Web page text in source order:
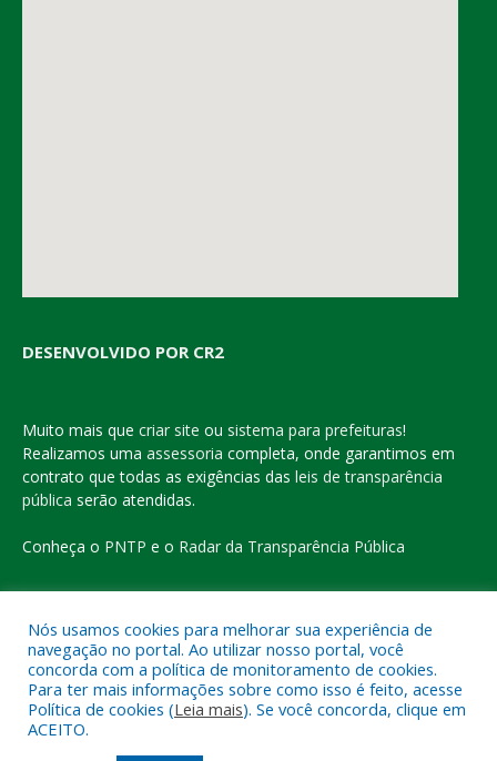
DESENVOLVIDO POR CR2
Muito mais que criar site ou sistema para prefeituras!
Realizamos uma assessoria completa, onde garantimos em
contrato que todas as exigências das leis de transparência
pública serão atendidas.
Conheça o PNTP e o Radar da Transparência Pública
Todos os direitos reservados a Prefeitura Municipal de Eldorado
do Carajás
Mapa do Site
Acessar o Webmail
Nós usamos cookies para melhorar sua experiência de
navegação no portal. Ao utilizar nosso portal, você
concorda com a política de monitoramento de cookies.
Para ter mais informações sobre como isso é feito, acesse
Política de cookies (Leia mais). Se você concorda, clique em
ACEITO.